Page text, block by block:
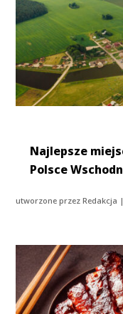
Najlepsze
Polsce
utworzone przezRedakcja